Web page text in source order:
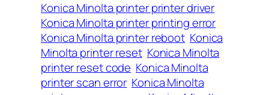
Konica Minolta printer printer driver
Konica Minolta printer printing error
Konica Minolta printer reboot Konica
Minolta printer reset Konica Minolta
printer reset code Konica Minolta
printer scan error Konica Minolta